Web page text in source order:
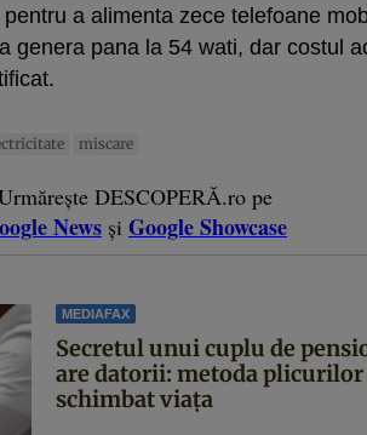
a alimenta zece telefoane
genera pana la 54 wati, dar costul
miscare
DESCOPERĂ.ro pe
News și Google Showcase
MEDIAFAX
Secretul unui cuplu de
are datorii: metoda plicurilor
schimbat viața